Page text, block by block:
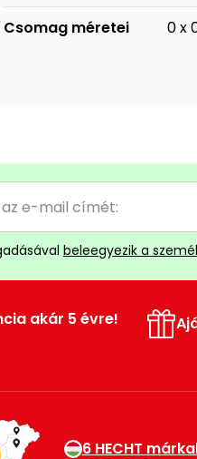
Csomag méretei 0 x
beleegyezik a
akár 5 évre!
6 HECHT